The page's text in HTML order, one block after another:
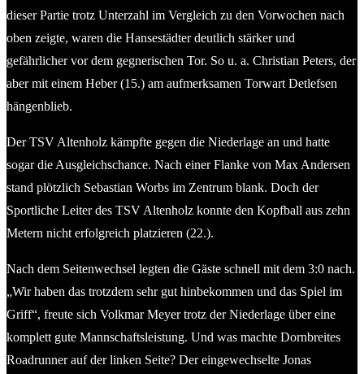
dieser Partie trotz Unterzahl im Vergleich zu den Vorwochen nach
oben zeigte, waren die Hansestädter deutlich stärker und
gefährlicher vor dem gegnerischen Tor. So u. a. Christian Peters, der
aber mit einem Heber (15.) am aufmerksamen Torwart Detlefsen
hängenblieb.
Der TSV Altenholz kämpfte gegen die Niederlage an und hatte
sogar die Ausgleichschance. Nach einer Flanke von Max Andersen
stand plötzlich Sebastian Worbs im Zentrum blank. Doch der
Sportliche Leiter des TSV Altenholz konnte den Kopfball aus zehn
Metern nicht erfolgreich platzieren (22.).
Nach dem Seitenwechsel legten die Gäste schnell mit dem 3:0 nach.
„Wir haben das trotzdem sehr gut hinbekommen und das Spiel im
Griff“, freute sich Volkmar Meyer trotz der Niederlage über eine
komplett gute Mannschaftsleistung. Und was machte Dornbreites
Roadrunner auf der linken Seite? Der eingewechselte Jonas